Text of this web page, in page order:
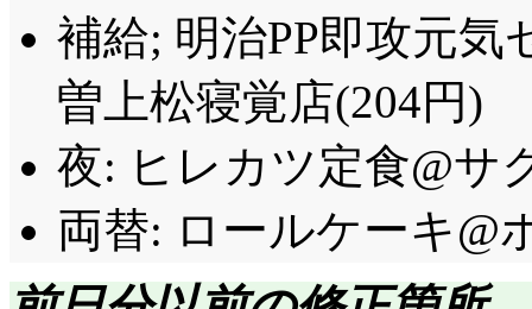
補給; 明治PP即攻元気
曽上松寝覚店(204円)
夜: ヒレカツ定食@サ
両替: ロールケーキ@